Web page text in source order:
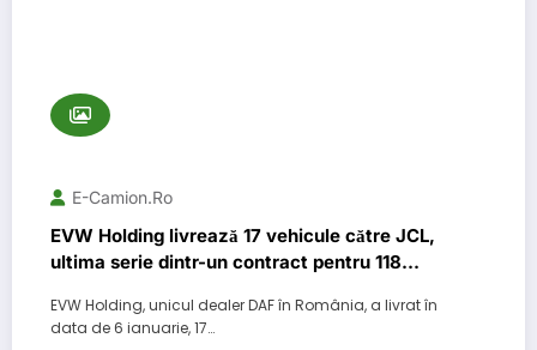
E-Camion.ro
EVW Holding livrează 17 vehicule către JCL,
ultima serie dintr-un contract pentru 118
EVW Holding, unicul dealer DAF în România, a livrat în
data de 6 ianuarie, 17…